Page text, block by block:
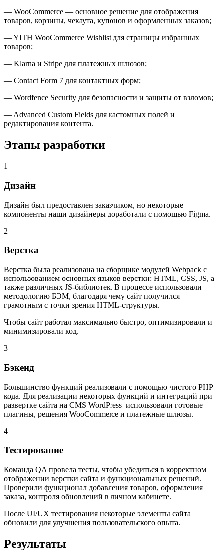
— WooCommerce — основное решение для отображения
товаров, корзины, чекаута, купонов и оформленных заказов;
— YITH WooCommerce Wishlist для страницы избранных
товаров;
— Klarna и Stripe для платежных шлюзов;
— Contact Form 7 для контактных форм;
— Wordfence Security для безопасности и защиты от взломов;
— Advanced Custom Fields для кастомных полей и
редактирования контента.
Этапы разработки
1
Дизайн
Дизайн был предоставлен заказчиком, но некоторые
компоненты наши дизайнеры доработали с помощью Figma.
2
Верстка
Верстка была реализована на сборщике модулей Webpack с
использованием основных языков верстки: HTML, CSS, JS, а
также различных JS-библиотек. В процессе использовали
методологию БЭМ, благодаря чему сайт получился
грамотным с точки зрения HTML-структуры.
Чтобы сайт работал максимально быстро, оптимизировали и
минимизировали код.
3
Бэкенд
Большинство функций реализовали с помощью чистого PHP
кода. Для реализации некоторых функций и интеграций при
развертке сайта на CMS WordPress использовали готовые
плагины, решения WooCommerce и платежные шлюзы.
4
Тестирование
Команда QA провела тесты, чтобы убедиться в корректном
отображении верстки сайта и функциональных решений.
Проверили функционал добавления товаров, оформления
заказа, контроля обновлений в личном кабинете.
После UI/UX тестирования некоторые элементы сайта
обновили для улучшения пользовательского опыта.
Результаты